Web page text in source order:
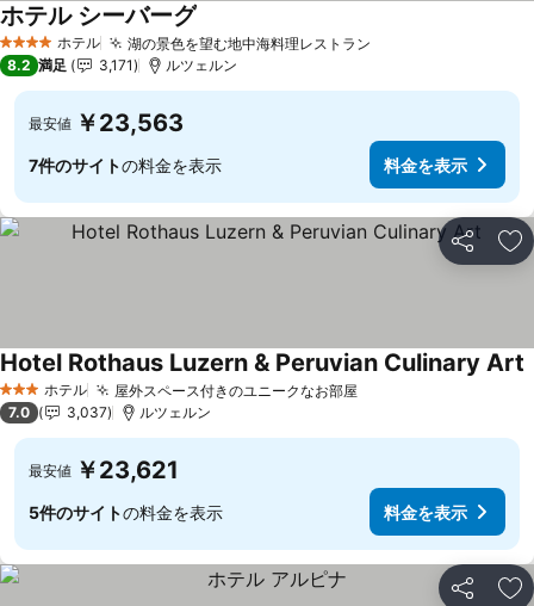
4 ホテルのランク
ホテル 湖の景色を望む地中海料理レストラン
ホテル シーバーグ
8.2 満足 3,171 ルツェルン
最安値 ￥23,563
7件のサイトの料金を表示 料金を表示
シェア お
3 ホテルのランク
ホテル 屋外スペース付きのユニークなお部屋料金を表示
Hotel Rothaus Luzern & Peruvian Culinary Art
7.0 3,037 ルツェルン
最安値 ￥23,621
5件のサイトの料金を表示 料金を表示
シェア お